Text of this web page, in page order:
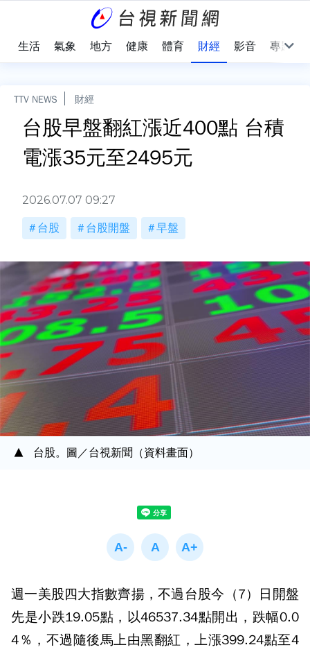
生活 氣象 地方 健康 體育 財經 影音 專題
TTV NEWS 財經
台股早盤翻紅漲近400點 台積
電漲35元至2495元
2026.07.07 09:27
台股 台股開盤 早盤
台股。圖／台視新聞（資料畫面）
週一美股四大指數齊揚，不過台股今（7）日開盤
先是小跌19.05點，以46537.34點開出，跌幅0.0
4％，不過隨後馬上由黑翻紅，上漲399.24點至4